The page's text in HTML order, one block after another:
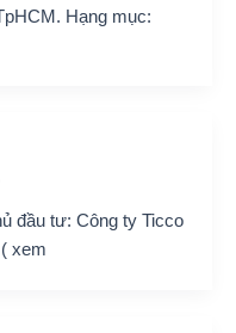
Hạng mục:
đầu tư: Công ty Ticco
xem